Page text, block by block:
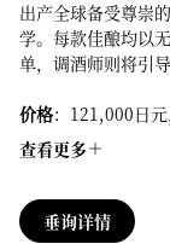
出产全球备受尊崇
学。每款佳酿均以
单，调酒师则将引
价格：121,000日
查看更多
垂询详情